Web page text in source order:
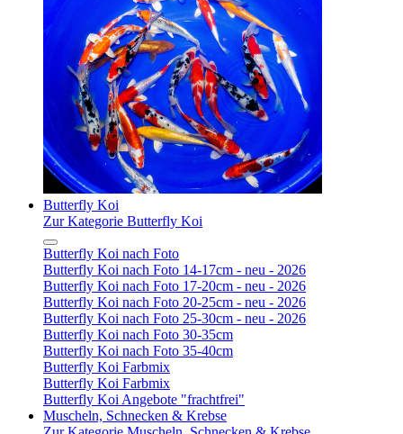
Butterfly Koi
Zur Kategorie Butterfly Koi
Butterfly Koi nach Foto
Butterfly Koi nach Foto 14-17cm - neu - 2026
Butterfly Koi nach Foto 17-20cm - neu - 2026
Butterfly Koi nach Foto 20-25cm - neu - 2026
Butterfly Koi nach Foto 25-30cm - neu - 2026
Butterfly Koi nach Foto 30-35cm
Butterfly Koi nach Foto 35-40cm
Butterfly Koi Farbmix
Butterfly Koi Farbmix
Butterfly Koi Angebote "frachtfrei"
Muscheln, Schnecken & Krebse